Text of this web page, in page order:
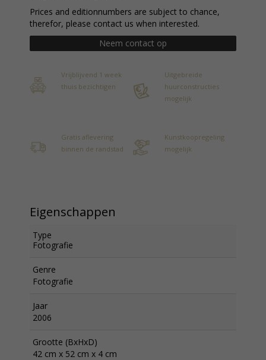
Prices and editionnumbers are subject to chance,
therefor, please contact us when interested.
Neem contact op
Vrijblijvend 1 week
thuis bezichtigen
Uitgebreide
huurconstructies
mogelijk
Gratis aflevering
binnen de randstad
Kunstkoopregeling
mogelijk
Eigenschappen
Type
Fotografie
Genre
Fotografie
Jaar
2006
Grootte (BxHxD)
42 cm x 52 cm x 4 cm